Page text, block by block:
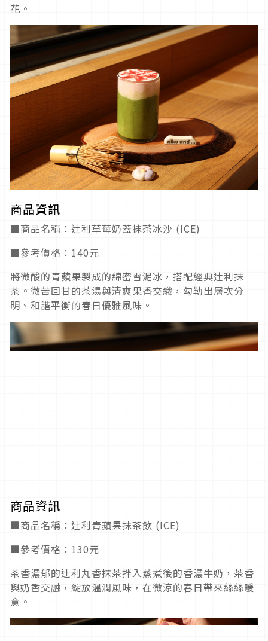
花。
商品資訊
■商品名稱：辻利草莓奶蓋抹茶冰沙 (ICE)
■參考價格：140元
將微酸的青蘋果製成的綿密雪泥冰，搭配經典辻利抹
茶。微苦回甘的茶湯與清爽果香交織，勾勒出層次分
明、和諧平衡的春日優雅風味。
商品資訊
■商品名稱：辻利青蘋果抹茶飲 (ICE)
■參考價格：130元
茶香濃郁的辻利丸香抹茶拌入蒸煮後的香濃牛奶，茶香
與奶香交融，綻放溫潤風味，在微涼的春日帶來絲絲暖
意。